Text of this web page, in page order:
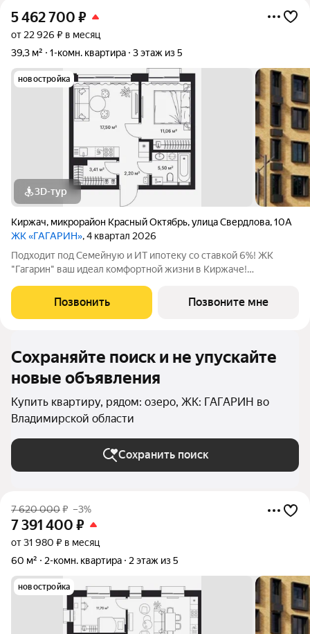
5 462 700 ₽
от 22 926 ₽ в месяц
39,3 м²
1-комн. квартира 3 этаж из 5
новостройка
3D-тур
Киржач, микрорайон Красный Октябрь,улица Свердлова,10А
ЖК «ГАГАРИН», 4 квартал 2026
Подходит под Семейную и ИТ ипотеку со ставкой 6%! ЖК
"Гагарин" ваш идеал комфортной жизни в Киржаче!
класса "Комфорт+" сочетает современные технологии,
продуманную инфраструктуру и уютную
Позвонить Позвоните мне
Сохраняйте поиск и не упускайте
новые объявления
Купить квартиру, рядом: озеро, ЖК: ГАГАРИН во
Владимирской области
Сохранить поиск
7 620 000₽ –3%
7 391 400 ₽
от 31 980 ₽ в месяц
60 м²
2-комн. квартира 2 этаж из 5
новостройка